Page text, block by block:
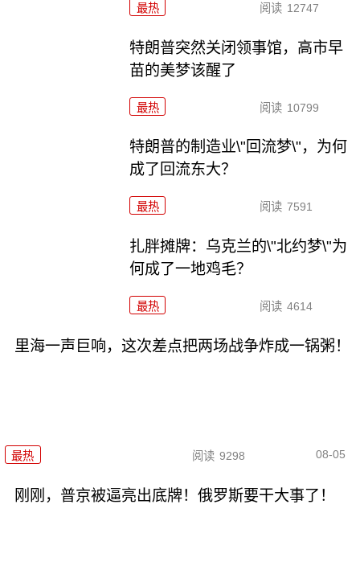
最热 阅读 12747
特朗普突然关闭领事馆，高市早
苗的美梦该醒了
最热 阅读 10799
特朗普的制造业\"回流梦\"，为何
成了回流东大？
最热 阅读 7591
扎胖摊牌：乌克兰的\"北约梦\"为
何成了一地鸡毛？
最热 阅读 4614
里海一声巨响，这次差点把两场战争炸成一锅粥！
最热 阅读 9298 08-05
刚刚，普京被逼亮出底牌！俄罗斯要干大事了！